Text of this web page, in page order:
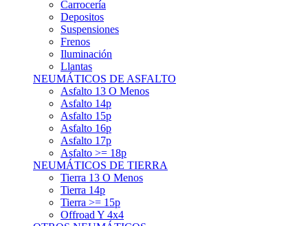
Carrocería
Depositos
Suspensiones
Frenos
Iluminación
Llantas
NEUMÁTICOS DE ASFALTO
Asfalto 13 O Menos
Asfalto 14p
Asfalto 15p
Asfalto 16p
Asfalto 17p
Asfalto >= 18p
NEUMÁTICOS DE TIERRA
Tierra 13 O Menos
Tierra 14p
Tierra >= 15p
Offroad Y 4x4